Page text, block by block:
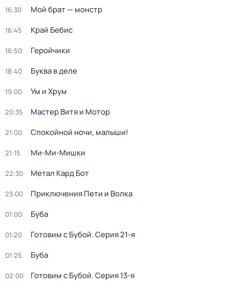
16:30 Мой брат — монстр
16:45 Край Бебис
16:50 Геройчики
18:40 Буква в деле
19:00 Ум и Хрум
20:35 Мастер Витя и Мотор
21:00 Спокойной ночи, малыши!
21:15 Ми-Ми-Мишки
22:30 Метал Кард Бот
23:00 Приключения Пети и Волка
01:00 Буба
01:20 Готовим с Бубой. Серия 21-я
01:25 Буба
02:00 Готовим с Бубой. Серия 13-я